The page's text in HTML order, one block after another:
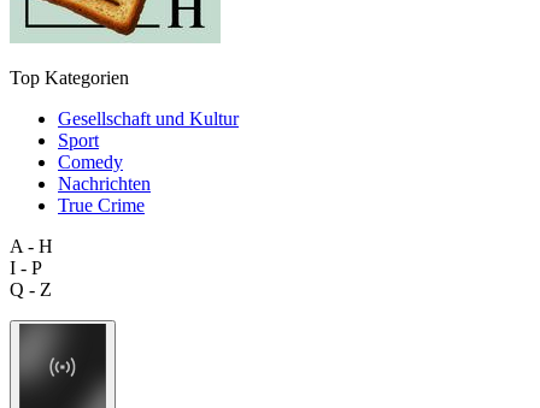
Top Kategorien
Gesellschaft und Kultur
Sport
Comedy
Nachrichten
True Crime
A - H
I - P
Q - Z